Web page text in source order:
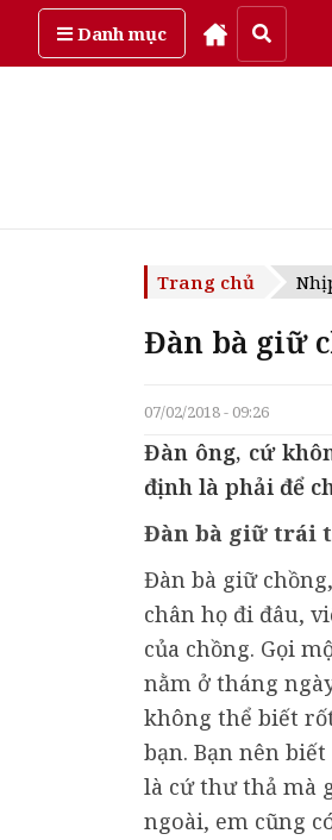
Danh mụcThứ bảy, ngày 8/08/2026
Trang chủ
Đàn bà giữ
07/02/2018 - 09:26
Đàn ông, cứ
định là phải để
Đàn bà giữ trái
Đàn bà giữ
chân họ đi đâu,
của chồng. Gọi
nằm ở tháng
không thể biết
bạn. Bạn nên
là cứ thư thả mà
ngoài, em cũng